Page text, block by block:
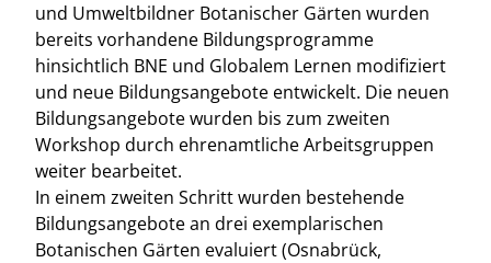
und Umweltbildner Botanischer Gärten wurden
bereits vorhandene Bildungsprogramme
hinsichtlich BNE und Globalem Lernen modifiziert
und neue Bildungsangebote entwickelt. Die neuen
Bildungsangebote wurden bis zum zweiten
Workshop durch ehrenamtliche Arbeitsgruppen
weiter bearbeitet.
In einem zweiten Schritt wurden bestehende
Bildungsangebote an drei exemplarischen
Botanischen Gärten evaluiert (Osnabrück,